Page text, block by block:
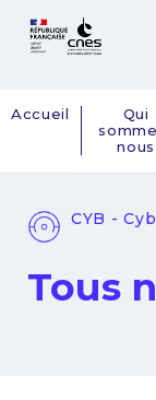
Accueil
Qui
nous
CYB -
Tous